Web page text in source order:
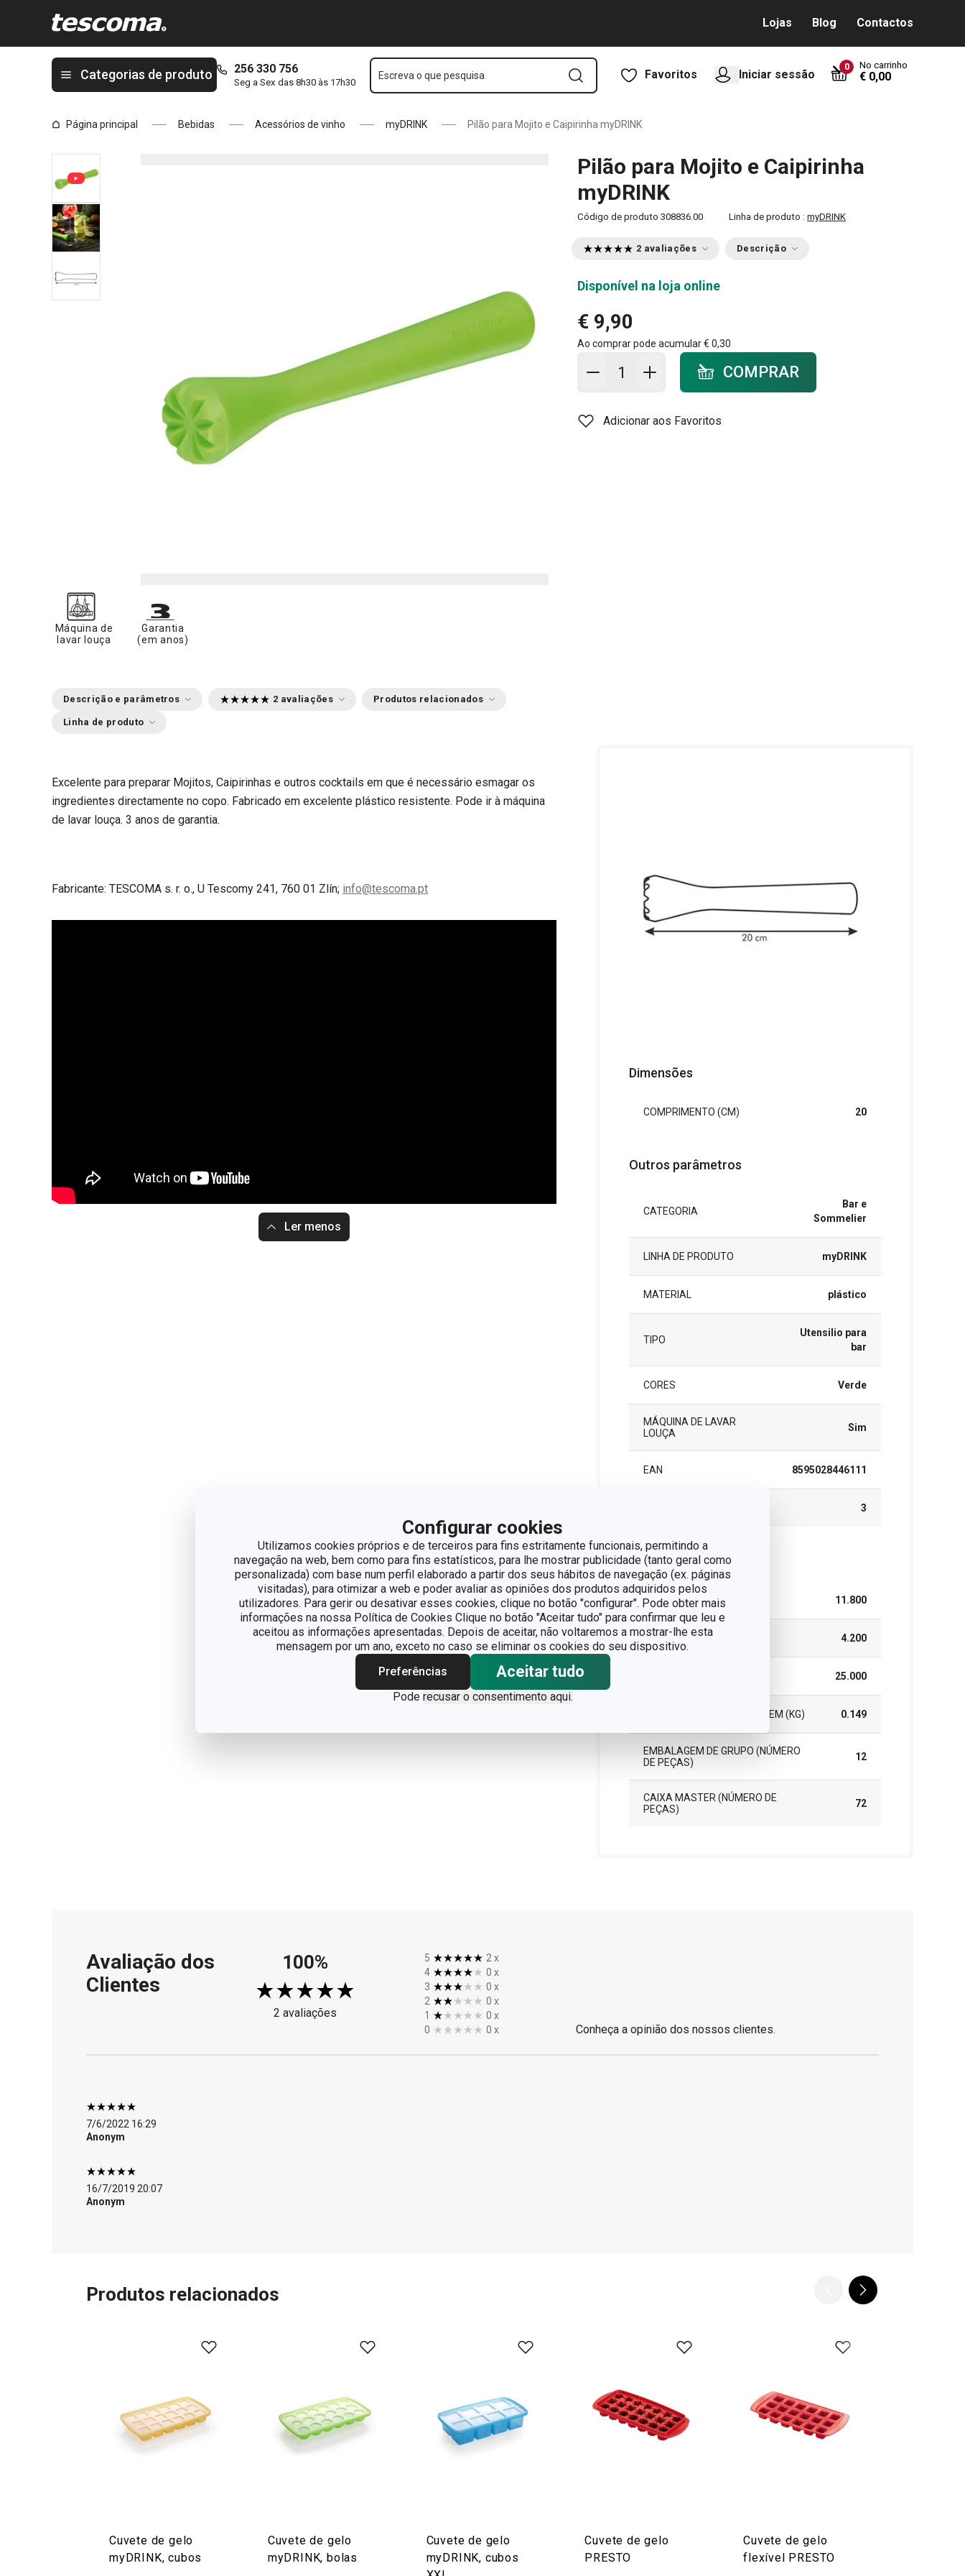
Configurar cookies
Utilizamos cookies próprios e de terceiros para fins estritamente funcionais, permitindo a
navegação na web, bem como para fins estatísticos, para lhe mostrar publicidade (tanto geral como
personalizada) com base num perfil elaborado a partir dos seus hábitos de navegação (ex. páginas
visitadas), para otimizar a web e poder avaliar as opiniões dos produtos adquiridos pelos
utilizadores. Para gerir ou desativar esses cookies, clique no botão "configurar". Pode obter mais
informações na nossa Política de Cookies Clique no botão "Aceitar tudo" para confirmar que leu e
aceitou as informações apresentadas. Depois de aceitar, não voltaremos a mostrar-lhe esta
mensagem por um ano, exceto no caso se eliminar os cookies do seu dispositivo.
Preferências
Aceitar tudo
Pode recusar o consentimento aqui.
Lojas Blog Contactos
Categorias de produto 256 330 756
Seg a Sex das 8h30 às 17h30
Escreva o que pesquisa Favoritos Iniciar sessão
0 No carrinho
€ 0,00
Página principal Bebidas Acessórios de vinho myDRINK Pilão para Mojito e Caipirinha myDRINK
Pilão para Mojito e Caipirinha
myDRINK
Código de produto 308836.00 Linha de produto : myDRINK
2 avaliações Descrição
Disponível na loja online
€ 9,90
Ao comprar pode acumular€ 0,30
Adicionar ao carrinho - quantidade
COMPRAR
Adicionar aos Favoritos
Máquina de
lavar louça
Garantia
(em anos)
Descrição e parâmetros 2 avaliações Produtos relacionados
Linha de produto
Excelente para preparar Mojitos, Caipirinhas e outros cocktails em que é necessário esmagar os
ingredientes directamente no copo. Fabricado em excelente plástico resistente. Pode ir à máquina
de lavar louça. 3 anos de garantia.
Fabricante: TESCOMA s. r. o., U Tescomy 241, 760 01 Zlín; info@tescoma.pt
Ler menos
Dimensões
COMPRIMENTO (CM) 20
Outros parâmetros
CATEGORIA
Bar e
Sommelier
LINHA DE PRODUTO myDRINK
MATERIAL plástico
TIPO
Utensilio para
bar
CORES Verde
MÁQUINA DE LAVAR
LOUÇA
Sim
EAN 8595028446111
3
Pacote
LARGURA (CM) 11.800
ALTURA (CM) 4.200
25.000
PESO INCLUINDO EMBALAGEM (KG) 0.149
EMBALAGEM DE GRUPO (NÚMERO
DE PEÇAS)
12
CAIXA MASTER (NÚMERO DE
PEÇAS)
72
Avaliação dos
Clientes
100%
2 avaliações
5 2 x
4
0 x
3
0 x
2
0 x
1
0 x
0
0 x Conheça a opinião dos nossos clientes.
7/6/2022 16:29
Anonym
16/7/2019 20:07
Anonym
Produtos relacionados
Cuvete de gelo
myDRINK, cubos
Cuvete de gelo
myDRINK, bolas
Cuvete de gelo
myDRINK, cubos
Cuvete de gelo
PRESTO
Cuvete de gelo
flexível PRESTO